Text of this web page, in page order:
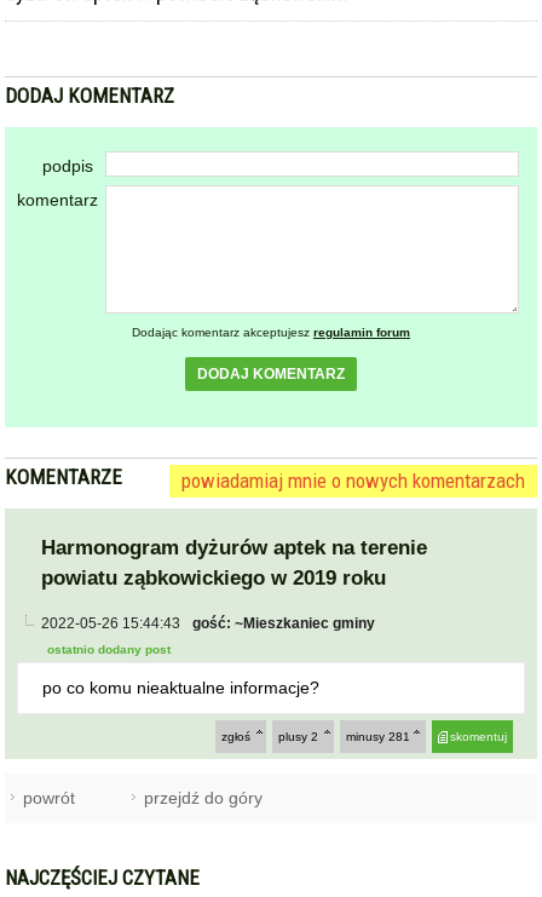
DODAJ KOMENTARZ
podpis
komentarz
Dodając komentarz akceptujesz regulamin forum
DODAJ KOMENTARZ
KOMENTARZE powiadamiaj mnie o nowych komentarzach
Harmonogram dyżurów aptek na terenie
powiatu ząbkowickiego w 2019 roku
2022-05-26 15:44:43 gość: ~Mieszkaniec gminy
ostatnio dodany post
po co komu nieaktualne informacje?
skomentuj
minusy 281
plusy 2
zgłoś
powrót przejdź do góry
NAJCZĘŚCIEJ CZYTANE